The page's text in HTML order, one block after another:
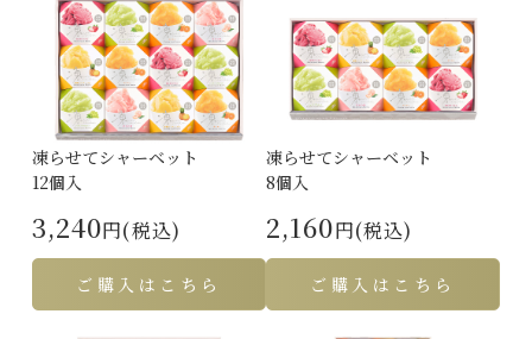
凍らせてシャーベット
12個入
3,240円(税込)
ご購入はこちら
凍らせてシャーベット
8個入
2,160円(税込)
ご購入はこちら